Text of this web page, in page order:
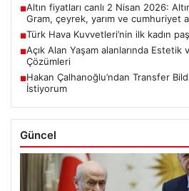
■Altın fiyatları canlı 2 Nisan 2026:
Gram, çeyrek, yarım ve cumhuriyet
■Türk Hava Kuvvetleri’nin ilk kadın
■Açık Alan Yaşam alanlarında Estetik
Çözümleri
■Hakan Çalhanoğlu’ndan Transfer
İstiyorum
Güncel